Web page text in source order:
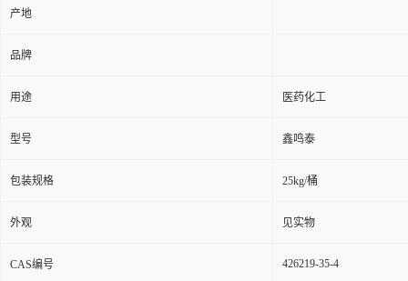
产地
品牌
用途 医药化工
型号 鑫鸣泰
包装规格 25kg/桶
外观 见实物
CAS编号 426219-35-4